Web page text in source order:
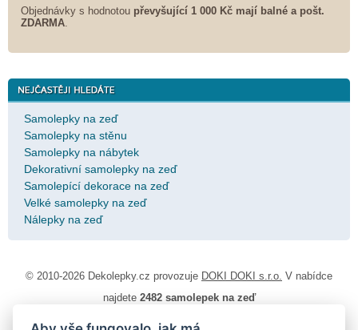
Objednávky s hodnotou převyšující 1 000 Kč mají balné a pošt.
ZDARMA
Samolepky na zeď
Samolepky na stěnu
Samolepky na nábytek
Dekorativní samolepky na zeď
Samolepící dekorace na zeď
Velké samolepky na zeď
Nálepky na zeď
© 2010-2026 Dekolepky.cz provozuje DOKI DOKI s.r.o. V nabídce
najdete 2482 samolepek na zeď